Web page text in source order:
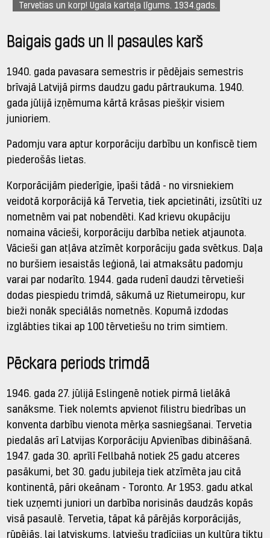
Tervetias un korp! Ugala karteļa līgums. 1934.gads.
Baigais gads un II pasaules karš
1940. gada pavasara semestris ir pēdējais semestris
brīvajā Latvijā pirms daudzu gadu pārtraukuma. 1940.
gada jūlijā izņēmuma kārtā krāsas piešķir visiem
junioriem.
Padomju vara aptur korporāciju darbību un konfiscē tiem
piederošās lietas.
Korporācijām piederīgie, īpaši tādā - no virsniekiem
veidotā korporācijā kā Tervetia, tiek apcietināti, izsūtīti uz
nometnēm vai pat nobendēti. Kad krievu okupāciju
nomaina vācieši, korporāciju darbība netiek atjaunota.
Vācieši gan atļāva atzīmēt korporāciju gada svētkus. Daļa
no buršiem iesaistās leģionā, lai atmaksātu padomju
varai par nodarīto. 1944. gada rudenī daudzi tērvetieši
dodas piespiedu trimdā, sākumā uz Rietumeiropu, kur
bieži nonāk speciālās nometnēs. Kopumā izdodas
izglābties tikai ap 100 tērvetiešu no trim simtiem.
Pēckara periods trimdā
1946. gada 27. jūlijā Eslingenē notiek pirmā lielākā
sanāksme. Tiek nolemts apvienot filistru biedrības un
konventa darbību vienota mērķa sasniegšanai. Tervetia
piedalās arī Latvijas Korporāciju Apvienības dibināšanā.
1947. gada 30. aprīlī Fellbahā notiek 25 gadu atceres
pasākumi, bet 30. gadu jubileja tiek atzīmēta jau citā
kontinentā, pāri okeānam - Toronto. Ar 1953. gadu atkal
tiek uzņemti juniori un darbība norisinās daudzās kopās
visā pasaulē. Tervetia, tāpat kā pārējās korporācijās,
rūpējās, lai latviskums, latviešu tradīcijas un kultūra tiktu